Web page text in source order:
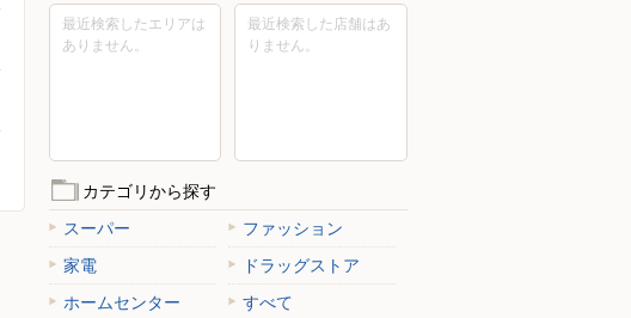
最近検索したエリアは
ありません。
最近検索した店舗はあ
りません。
カテゴリから探す
スーパー
ファッション
家電
ドラッグストア
ホームセンター
すべて